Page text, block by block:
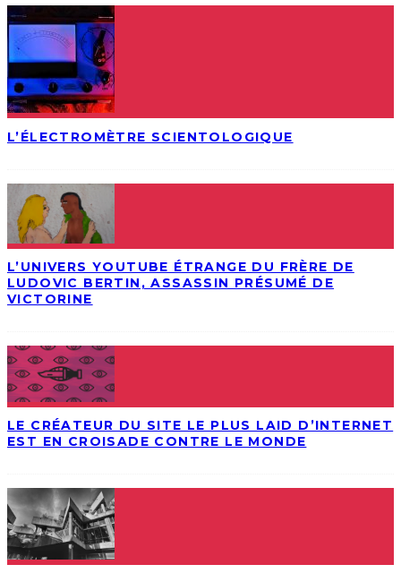
L’ÉLECTROMÈTRE SCIENTOLOGIQUE
L’UNIVERS YOUTUBE ÉTRANGE DU FRÈRE DE
LUDOVIC BERTIN, ASSASSIN PRÉSUMÉ DE
VICTORINE
LE CRÉATEUR DU SITE LE PLUS LAID D’INTERNET
EST EN CROISADE CONTRE LE MONDE